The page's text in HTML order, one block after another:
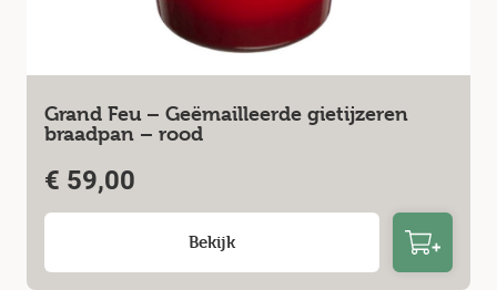
Grand Feu – Geëmailleerde gietijzeren
braadpan – rood
€ 59,00
Bekijk